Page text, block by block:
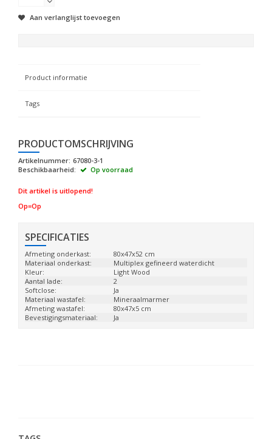
Aan verlanglijst toevoegen
Product informatie
Tags
PRODUCTOMSCHRIJVING
Artikelnummer: 67080-3-1
Beschikbaarheid:
Op voorraad
Dit artikel is uitlopend!
Op=Op
SPECIFICATIES
Afmeting onderkast:
80x47x52 cm
Materiaal onderkast:
Multiplex gefineerd waterdicht
Kleur:
Light Wood
Aantal lade:
2
Softclose:
Ja
Materiaal wastafel:
Mineraalmarmer
Afmeting wastafel:
80x47x5 cm
Bevestigingsmateriaal:
Ja